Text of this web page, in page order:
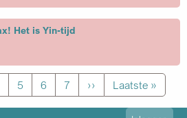
Het is Yin-tijd
Page
5 Page
6 Page
7
Volgende
››
Laatste
Laatste »